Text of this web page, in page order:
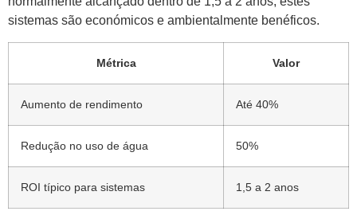
sistemas são económicos e ambientalmente benéficos.
Métrica Valor
Aumento de rendimento Até 40%
Redução no uso de água 50%
ROI típico para sistemas 1,5 a 2 anos